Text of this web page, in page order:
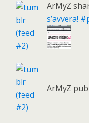
ArMyZ
s’avvera!
ArMyZ